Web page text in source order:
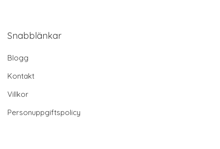
Snabblänkar
Blogg
Kontakt
Villkor
Personuppgiftspolicy